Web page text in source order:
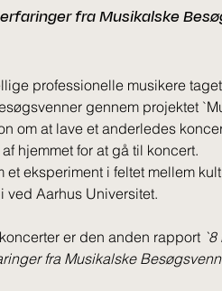
fra Musikalske
professionelle musikere
gennem projektet
om at lave et anderledes
hjemmet for at gå til koncert.
et eksperiment i feltet mellem
ved Aarhus Universitet.
er den anden rapport
fra Musikalske